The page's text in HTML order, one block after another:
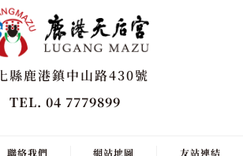
縣鹿港鎮中山路430號
TEL. 04 7779899
聯絡我們 網站地圖 友站連結